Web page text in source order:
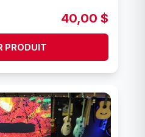
40,00 $
PRODUIT